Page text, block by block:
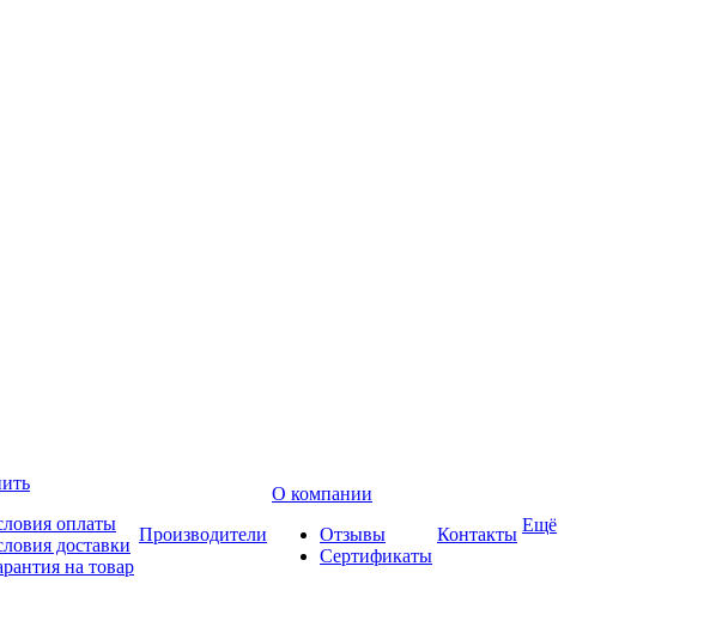
оплаты
доставки
на товар
Производители
О компании
Отзывы
Сертификаты
Контакты Ещё